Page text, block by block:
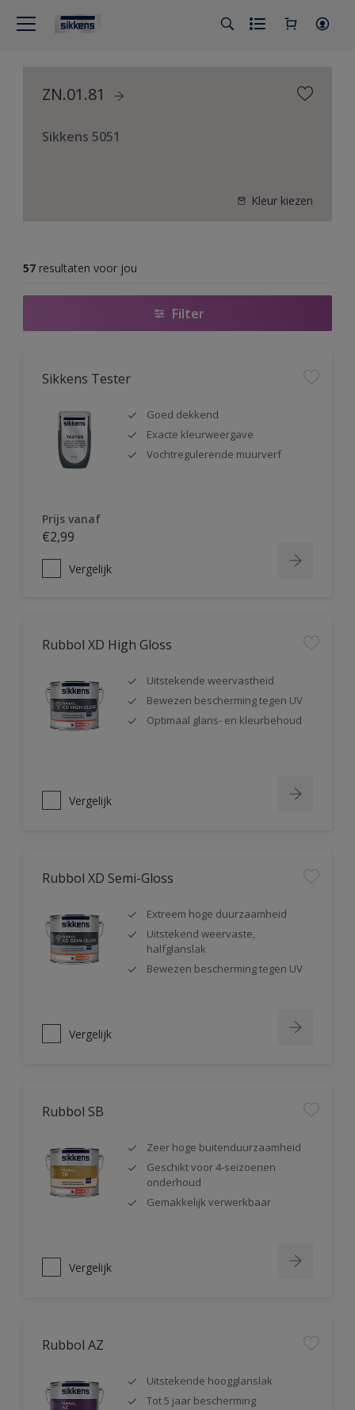
ZN.01.81
Sikkens 5051
Kleur kiezen
57 resultaten voor jou
Filter
Sikkens Tester
Goed dekkend
Exacte kleurweergave
Vochtregulerende muurverf
Prijs vanaf
€2,99
Vergelijk
Rubbol XD High Gloss
Uitstekende weervastheid
Bewezen bescherming tegen UV
Optimaal glans- en kleurbehoud
Vergelijk
Rubbol XD Semi-Gloss
Extreem hoge duurzaamheid
Uitstekend weervaste,
halfglanslak
Bewezen bescherming tegen UV
Vergelijk
Rubbol SB
Zeer hoge buitenduurzaamheid
Geschikt voor 4-seizoenen
onderhoud
Gemakkelijk verwerkbaar
Vergelijk
Rubbol AZ
Uitstekende hoogglanslak
Tot 5 jaar bescherming